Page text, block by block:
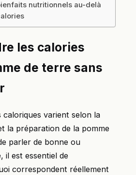
nutritionnels au-delà
les calories
de terre sans
caloriques varient selon la
la préparation de la pomme
parler de bonne ou
il est essentiel de
correspondent réellement